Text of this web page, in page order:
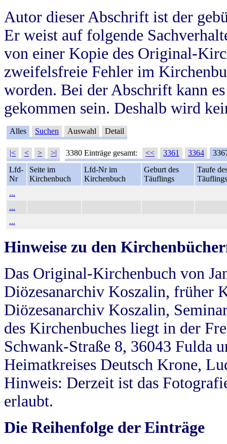
Autor dieser Abschrift ist der
Er weist auf folgende
von einer Kopie des Original-
zweifelsfreie Fehler im
worden. Bei der Abschrift kann
gekommen sein. Deshalb wird
Alles Suchen Auswahl Detail
|< < > >| 3380 Einträge gesamt: << 3361 3364
Lfd-
Nr
Seite im
Kirchenbuch
Lfd-Nr im
Kirchenbuch
Geburt des
Täuflings
Taufe
Täuflings
...
...
...
Hinweise zu den
Das Original-Kirchenbuch von
Diözesanarchiv Koszalin, früher
Diözesanarchiv Koszalin,
des Kirchenbuches liegt in der
Schwank-Straße 8, 36043 Fulda
Heimatkreises Deutsch Krone,
Hinweis: Derzeit ist das
erlaubt.
Die Reihenfolge der Einträge